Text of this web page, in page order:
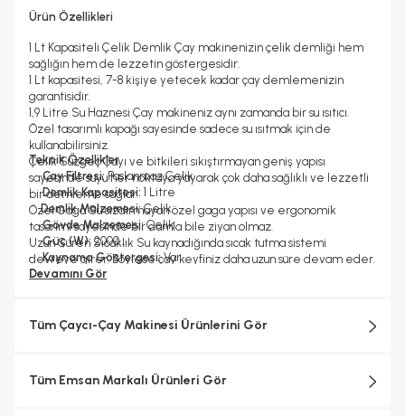
Evet
1 Program
25-30 Çay Bardağı
Konuşma Özelliği
Yok
Demlik Kapasitesi
1 Lt
Filtre/Süzgeç Malzemesi
Paslanmaz Çelik
Yok
Alt Hazne Malzemesi
Paslanmaz Çelik
Kablo Uzunluğu
Gövde Malzemesi
Ürün Özellikleri
1 Lt Kapasiteli Çelik Demlik Çay makinenizin çelik demliği hem
sağlığın hem de lezzetin göstergesidir.
1 Lt kapasitesi, 7-8 kişiye yetecek kadar çay demlemenizin
garantisidir.
1,9 Litre Su Haznesi Çay makineniz aynı zamanda bir su ısıtıcı.
Özel tasarımlı kapağı sayesinde sadece su ısıtmak için de
kullanabilirsiniz.
Çelik Süzgeç Çayı ve bitkileri sıkıştırmayan geniş yapısı
sayesinde suyu her noktaya yayarak çok daha sağlıklı ve lezzetli
bir demleme sağlar.
Özel Gaga Su sızdırmayan özel gaga yapısı ve ergonomik
tasarımı sayesinde bir damla bile ziyan olmaz.
Uzun Süren Sıcaklık Su kaynadığında sıcak tutma sistemi
devreye girer. Böylece çay keyfiniz daha uzun süre devam eder.
360 Derece Dönebilen Gövde Çay makinenizin 360 derece
Teknik Özellikler
• Çay Filtresi:Paslanmaz Çelik
• Demlik Kapasitesi: 1 Litre
•Demlik Malzemesi:Çelik
• Gövde Malzemesi:Çelik
• Güç (W): 2000
• Kaynama Göstergesi:Var
• Otomatik Kapanma:
• Susuz Çalışma Emniyeti: Var
Devamını Gör
Tüm Çaycı-Çay Makinesi Ürünlerini Gör
Tüm Emsan Markalı Ürünleri Gör